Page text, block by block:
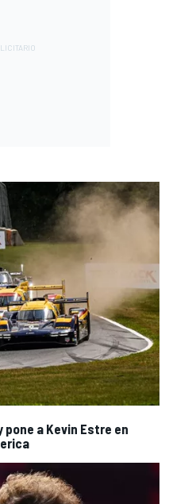
pone a Kevin Estre en